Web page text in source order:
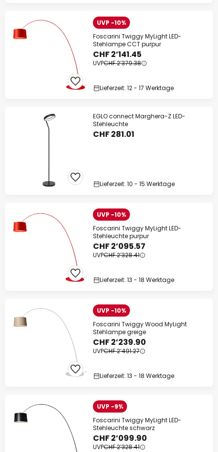
UVP -10%
Foscarini Twiggy MyLight LED-
Stehlampe CCT purpur
CHF 2’141.45
UVPCHF 2’379.38
Lieferzeit: 12 - 17 Werktage
EGLO connect Marghera-Z LED-
Stehleuchte
CHF 281.01
Lieferzeit: 10 - 15 Werktage
UVP -10%
Foscarini Twiggy MyLight LED-
Stehleuchte purpur
CHF 2’095.57
UVPCHF 2’328.41
Lieferzeit: 13 - 18 Werktage
UVP -10%
Foscarini Twiggy Wood MyLight
Stehlampe greige
CHF 2’239.90
UVPCHF 2’491.27
Lieferzeit: 13 - 18 Werktage
UVP -9%
Foscarini Twiggy MyLight LED-
Stehleuchte schwarz
CHF 2’099.90
UVPCHF 2’328.41